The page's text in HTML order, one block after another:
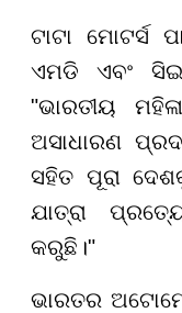
ଟାଟା ମୋଟର୍ସ
ଏମଡି ଏବଂ
"ଭାରତୀୟ
ଅସାଧାରଣ
ସହିତ ପୂରା
ଯାତ୍ରା
କରୁଛି।"
ଭାରତର